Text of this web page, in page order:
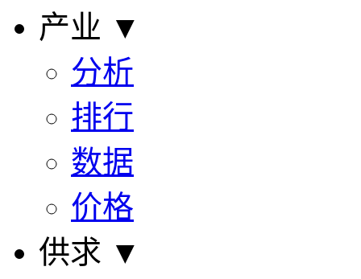
产业 ▼
分析
排行
数据
价格
供求 ▼